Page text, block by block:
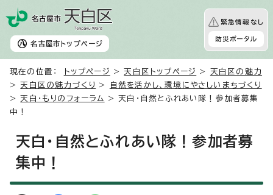
名古屋市 トップページ
緊急情報なし
防災ポータル
現在の位置： トップページ >天白区トップページ > 天白区の魅力
>天白区の魅力づくり >
自然を活かし、環境にやさしいまちづくり
>天白・もりのフォーラム
> 天白・自然とふれあい隊！参加者募集
中！
天白・自然とふれあい隊！参加者募
集中！